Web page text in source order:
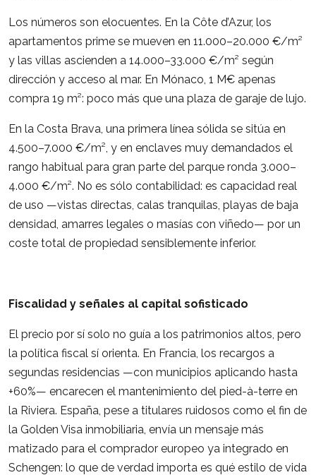
Los números son elocuentes. En la Côte d’Azur, los
apartamentos prime se mueven en 11.000–20.000 €/m²
y las villas ascienden a 14.000–33.000 €/m² según
dirección y acceso al mar. En Mónaco, 1 M€ apenas
compra 19 m²: poco más que una plaza de garaje de lujo.
En la Costa Brava, una primera línea sólida se sitúa en
4.500–7.000 €/m², y en enclaves muy demandados el
rango habitual para gran parte del parque ronda 3.000–
4.000 €/m². No es sólo contabilidad: es capacidad real
de uso —vistas directas, calas tranquilas, playas de baja
densidad, amarres legales o masías con viñedo— por un
coste total de propiedad sensiblemente inferior.
Fiscalidad y señales al capital sofisticado
El precio por sí solo no guía a los patrimonios altos, pero
la política fiscal sí orienta. En Francia, los recargos a
segundas residencias —con municipios aplicando hasta
+60%— encarecen el mantenimiento del pied-à-terre en
la Riviera. España, pese a titulares ruidosos como el fin de
la Golden Visa inmobiliaria, envía un mensaje más
matizado para el comprador europeo ya integrado en
Schengen: lo que de verdad importa es qué estilo de vida